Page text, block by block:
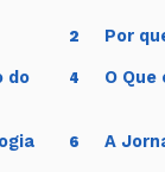
2 Por
do
4 O
6 A